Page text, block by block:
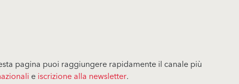
pagina puoi raggiungere rapidamente il canale più
eiscrizione alla newsletter.